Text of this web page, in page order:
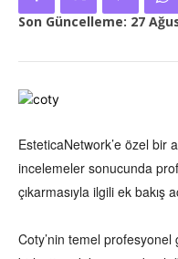
Son Güncelleme: 27
EsteticaNetwork’e özel bir
incelemeler sonucunda
çıkarmasıyla ilgili ek bakış
Coty’nin temel